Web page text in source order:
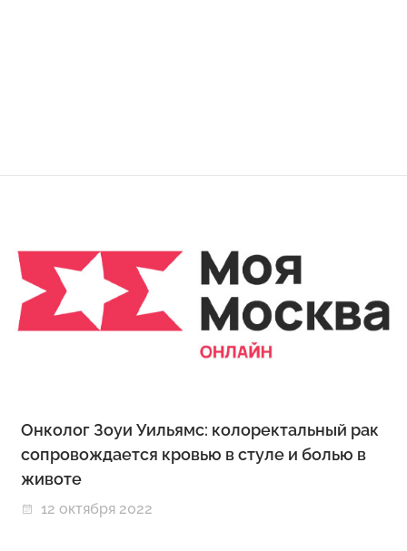
Онколог Зоуи Уильямс: колоректальный рак
сопровождается кровью в стуле и болью в
животе
12 октября 2022